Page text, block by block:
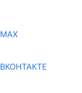
MAX
ВКОНТАКТЕ